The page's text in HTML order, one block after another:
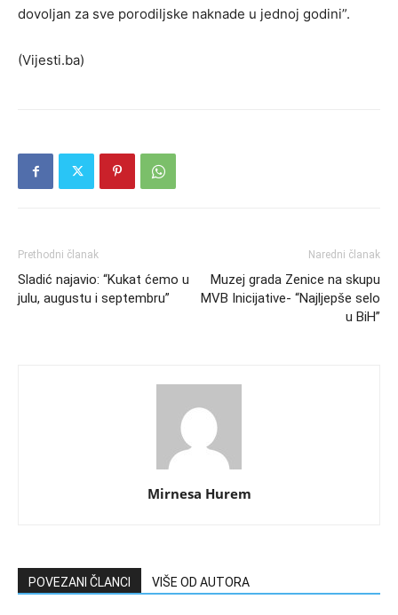
dovoljan za sve porodiljske naknade u jednoj godini”.
(Vijesti.ba)
Prethodni članak
Sladić najavio: “Kukat ćemo u
julu, augustu i septembru”
Naredni članak
Muzej grada Zenice na skupu
MVB Inicijative- “Najljepše selo
u BiH”
Mirnesa Hurem
POVEZANI ČLANCI VIŠE OD AUTORA